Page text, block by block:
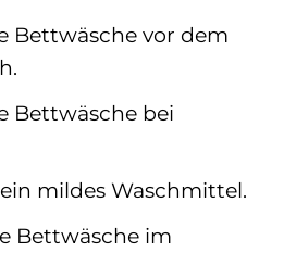
Bettwäsche vor dem
Bettwäsche bei
mildes Waschmittel.
Bettwäsche im